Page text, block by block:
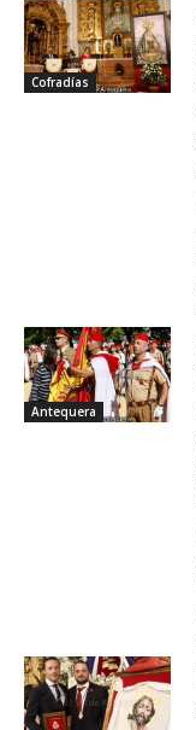
Cofradías
Antequera